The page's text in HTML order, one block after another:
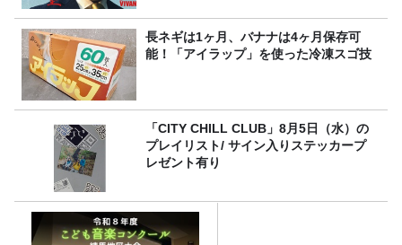
長ネギは1ヶ月、バナナは4ヶ月保存可
能！「アイラップ」を使った冷凍スゴ技
「CITY CHILL CLUB」8月5日（水）の
プレイリスト/ サイン入りステッカープ
レゼント有り